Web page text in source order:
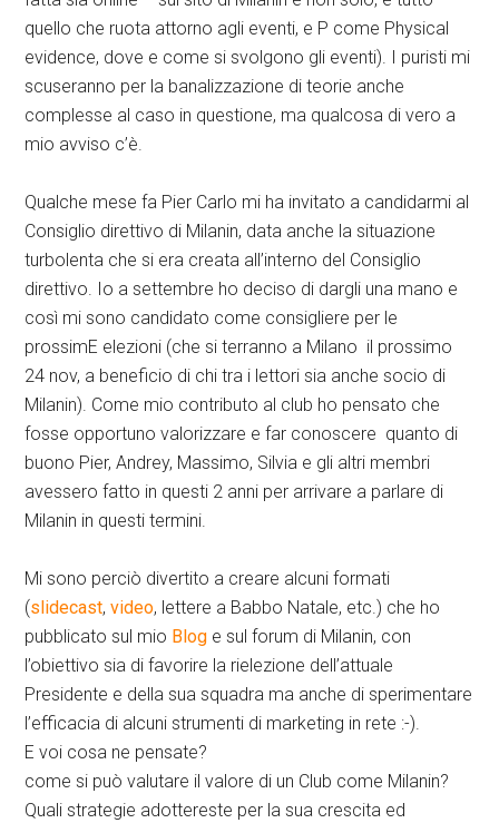
quello che ruota attorno agli eventi, e P come Physical
evidence, dove e come si svolgono gli eventi). I puristi mi
scuseranno per la banalizzazione di teorie anche
complesse al caso in questione, ma qualcosa di vero a
mio avviso c’è.
Qualche mese fa Pier Carlo mi ha invitato a candidarmi al
Consiglio direttivo di Milanin, data anche la situazione
turbolenta che si era creata all’interno del Consiglio
direttivo. Io a settembre ho deciso di dargli una mano e
così mi sono candidato come consigliere per le
prossimE elezioni (che si terranno a Milano il prossimo
24 nov, a beneficio di chi tra i lettori sia anche socio di
Milanin). Come mio contributo al club ho pensato che
fosse opportuno valorizzare e far conoscere quanto di
buono Pier, Andrey, Massimo, Silvia e gli altri membri
avessero fatto in questi 2 anni per arrivare a parlare di
Milanin in questi termini.
Mi sono perciò divertito a creare alcuni formati
(slidecast,video, lettere a Babbo Natale, etc.) che ho
pubblicato sul mio Blog e sul forum di Milanin, con
l’obiettivo sia di favorire la rielezione dell’attuale
Presidente e della sua squadra ma anche di sperimentare
l’efficacia di alcuni strumenti di marketing in rete :-).
E voi cosa ne pensate?
come si può valutare il valore di un Club come Milanin?
Quali strategie adottereste per la sua crescita ed